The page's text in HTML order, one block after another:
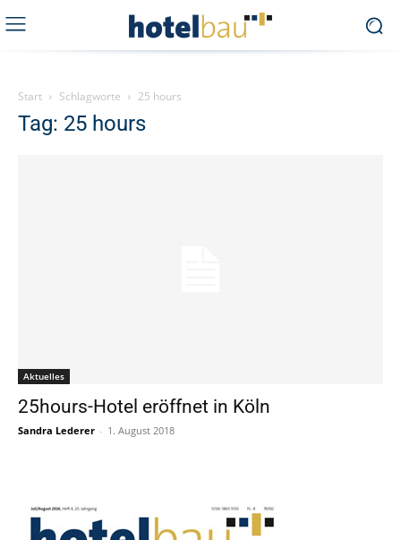
Start Schlagworte 25 hours
Tag: 25 hours
Aktuelles
25hours-Hotel eröffnet in Köln
Sandra Lederer - 1. August 2018